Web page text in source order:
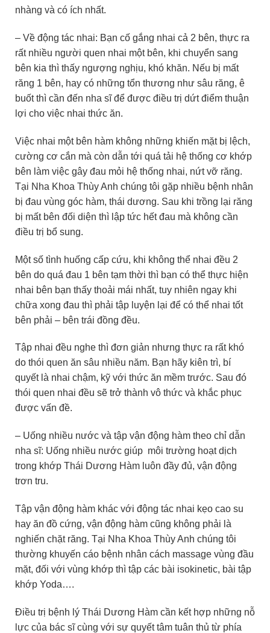
nhàng và có ích nhất.
– Về động tác nhai: Bạn cố gắng nhai cả 2 bên, thực ra
rất nhiều người quen nhai một bên, khi chuyển sang
bên kia thì thấy ngượng nghịu, khó khăn. Nếu bị mất
răng 1 bên, hay có những tổn thương như sâu răng, ê
buốt thì cần đến nha sĩ để được điều trị dứt điểm thuận
lợi cho việc nhai thức ăn.
Việc nhai một bên hàm không những khiến mặt bị lệch,
cường cơ cắn mà còn dẫn tới quá tải hệ thống cơ khớp
bên làm việc gây đau mỏi hệ thống nhai, nứt vỡ răng.
Tại Nha Khoa Thùy Anh chúng tôi gặp nhiều bệnh nhân
bị đau vùng góc hàm, thái dương. Sau khi trồng lại răng
bị mất bên đối diện thì lập tức hết đau mà không cần
điều trị bổ sung.
Một số tình huống cấp cứu, khi không thể nhai đều 2
bên do quá đau 1 bên tạm thời thì bạn có thể thực hiện
nhai bên bạn thấy thoải mái nhất, tuy nhiên ngay khi
chữa xong đau thì phải tập luyện lại để có thể nhai tốt
bên phải – bên trái đồng đều.
Tập nhai đều nghe thì đơn giản nhưng thực ra rất khó
do thói quen ăn sâu nhiều năm. Bạn hãy kiên trì, bí
quyết là nhai chậm, kỹ với thức ăn mềm trước. Sau đó
thói quen nhai đều sẽ trở thành vô thức và khắc phục
được vấn đề.
– Uống nhiều nước và tập vận động hàm theo chỉ dẫn
nha sĩ: Uống nhiều nước giúp môi trường hoạt dịch
trong khớp Thái Dương Hàm luôn đầy đủ, vận động
trơn tru.
Tập vận động hàm khác với động tác nhai kẹo cao su
hay ăn đồ cứng, vận động hàm cũng không phải là
nghiến chặt răng. Tại Nha Khoa Thùy Anh chúng tôi
thường khuyến cáo bệnh nhân cách massage vùng đầu
mặt, đối với vùng khớp thì tập các bài isokinetic, bài tập
khớp Yoda….
Điều trị bệnh lý Thái Dương Hàm cần kết hợp những nỗ
lực của bác sĩ cùng với sự quyết tâm tuân thủ từ phía